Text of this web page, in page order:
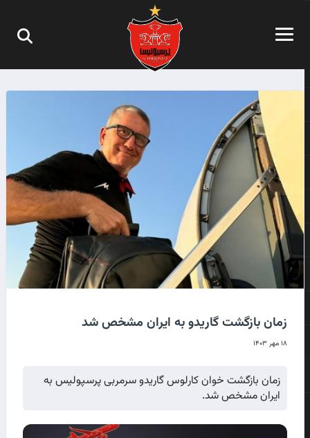
زمان بازگشت گاریدو به ایران مشخص شد
۱۸ مهر ۱۴۰۳
زمان بازگشت خوان کارلوس گاریدو سرمربی پرسپولیس به
ایران مشخص شد.